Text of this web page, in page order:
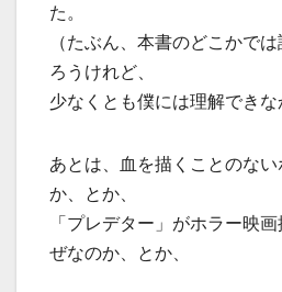
た。
（たぶん、本書のどこかで
ろうけれど、
少なくとも僕には理解できな
あとは、血を描くことのな
か、とか、
「プレデター」がホラー映
ぜなのか、とか、